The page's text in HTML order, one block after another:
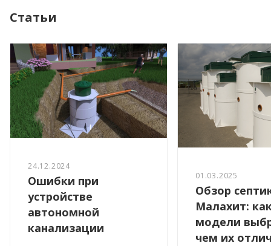
Статьи
24.12.2024
Ошибки при
устройстве
автономной
канализации
01.03.2025
Обзор
Малахит:
модели
чем их